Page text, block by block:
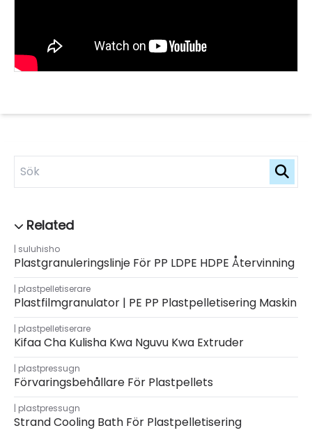
suluhisho
Plastgranuleringslinje För PP LDPE HDPE Återvinning
plastpelletiserare
Plastfilmgranulator | PE PP Plastpelletisering Maskin
plastpelletiserare
Kifaa Cha Kulisha Kwa Nguvu Kwa Extruder
plastpressugn
Förvaringsbehållare För Plastpellets
plastpressugn
Strand Cooling Bath För Plastpelletisering